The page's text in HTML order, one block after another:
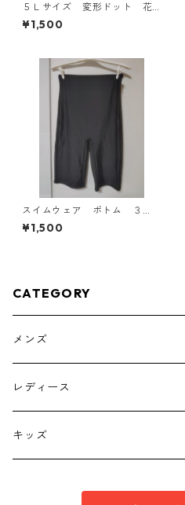
５Ｌサイズ 変形ドット 花
柄 ボウタイブラウス オフ
ホワイト KAE-4764
¥1,500
スイムウェア ボトム ３
Ｌ ブラック KAE-4563
¥1,500
CATEGORY
メンズ
トップス
ボトムス
レディース
トップス
キッズ